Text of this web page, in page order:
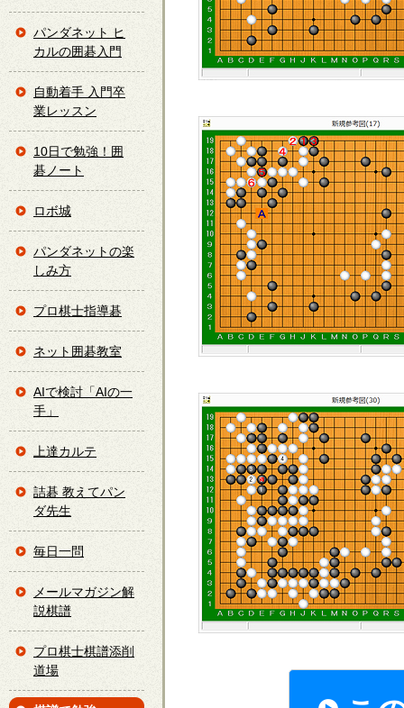
パンダネット ヒ
カルの囲碁入門
自動着手 入門卒
業レッスン
10日で勉強！囲
碁ノート
ロボ城
パンダネットの楽
しみ方
プロ棋士指導碁
ネット囲碁教室
AIで検討「AIの一
手」
上達カルテ
詰碁 教えてパン
ダ先生
毎日一問
メールマガジン解
説棋譜
プロ棋士棋譜添削
道場